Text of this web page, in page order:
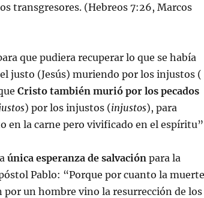
transgresores. (Hebreos 7:26, Marcos
que pudiera recuperar lo que se había
justo (Jesús) muriendo por los injustos (
Cristo también murió por los pecados
) por los injustos (injustos), para
en la carne pero vivificado en el
única esperanza de salvación para la
Pablo: “Porque por cuanto la muerte
un hombre vino la resurrección de los